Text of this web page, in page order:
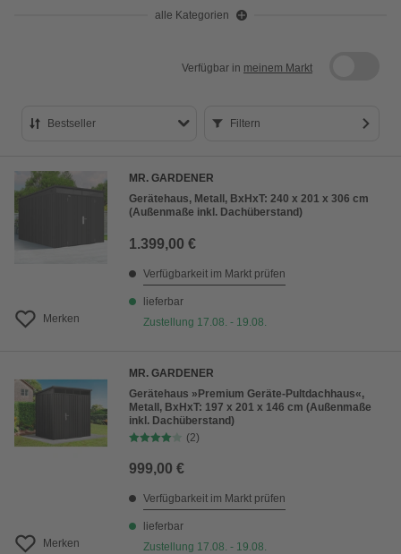
alle Kategorien
Verfügbar in meinem Markt
Bestseller
Preis aufsteigend
Preis absteigend
Filtern
Merken
MR. GARDENER
Gerätehaus, Metall, BxHxT: 240 x 201 x 306 cm
(Außenmaße inkl. Dachüberstand)
1.399,00 €
Verfügbarkeit im Markt prüfen
lieferbar
Zustellung 17.08. - 19.08.
Merken
MR. GARDENER
Gerätehaus »Premium Geräte-Pultdachhaus«,
Metall, BxHxT: 197 x 201 x 146 cm (Außenmaße
inkl. Dachüberstand)
(2)
999,00 €
Verfügbarkeit im Markt prüfen
lieferbar
Zustellung 17.08. - 19.08.